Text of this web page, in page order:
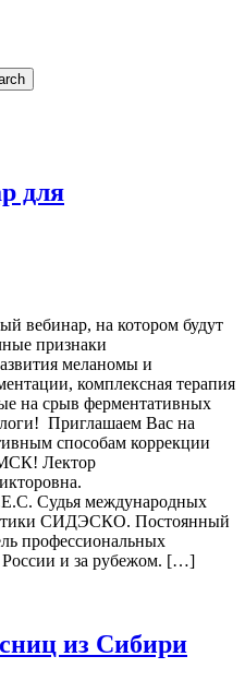
для
вебинар, на котором будут
признаки
меланомы и
комплексная терапия
на срыв ферментативных
Приглашаем Вас на
способам коррекции
Лектор
Судья международных
СИДЭСКО. Постоянный
профессиональных
и за рубежом. […]
из Сибири